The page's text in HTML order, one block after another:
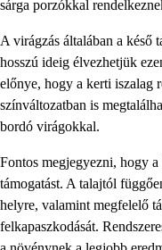
sárga porzókkal
A virágzás általában a késő
hosszú ideig élvezhetjük
előnye, hogy a kerti iszalag
színváltozatban is
bordó virágokkal.
Fontos megjegyezni, hogy
támogatást. A talajtól
helyre, valamint megfelelő
felkapaszkodását.